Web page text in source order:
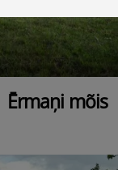
Ērmaņi mõis